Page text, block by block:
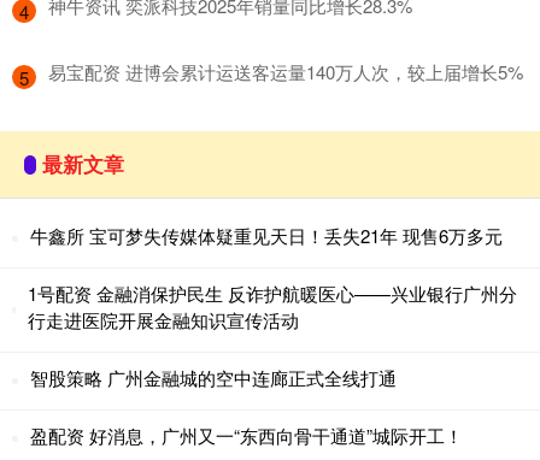
4
5 ​易宝配资 进博会累计运送客运量140万人次，较上届增长5%
最新文章
牛鑫所 宝可梦失传媒体疑重见天日！丢失21年 现售6万多元
1号配资 金融消保护民生 反诈护航暖医心——兴业银行广州分
行走进医院开展金融知识宣传活动
智股策略 广州金融城的空中连廊正式全线打通
盈配资 好消息，广州又一“东西向骨干通道”城际开工！